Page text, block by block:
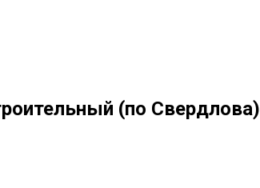
(по Свердлова)